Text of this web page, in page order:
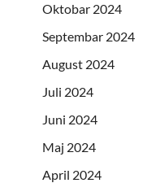
Oktobar 2024
Septembar 2024
August 2024
Juli 2024
Juni 2024
Maj 2024
April 2024